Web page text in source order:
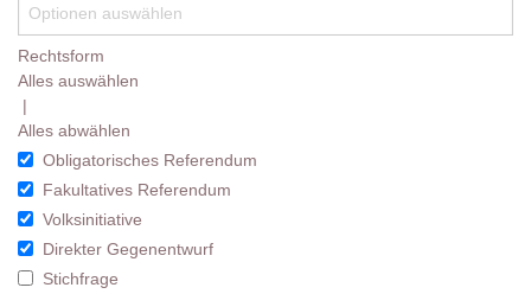
Rechtsform
Alles auswählen
|
Alles abwählen
Obligatorisches Referendum
Fakultatives Referendum
Volksinitiative
Direkter Gegenentwurf
Stichfrage